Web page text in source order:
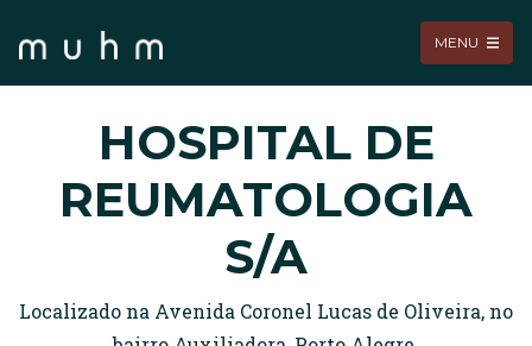
MENU
HOSPITAL DE
REUMATOLOGIA
S/A
Localizado na Avenida Coronel Lucas de Oliveira, no